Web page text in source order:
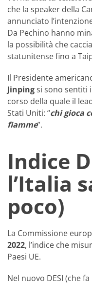
che la speaker della
annunciato
Da Pechino hanno
la possibilità che
statunitense fino a
Il Presidente
Jinpingsi sono sentiti
corso della quale il
Stati Uniti: “chi gioca
fiamme”.
Indice
l’Italia
poco)
La Commissione
2022, l’indice che
Paesi UE.
Nel nuovo DESI (che